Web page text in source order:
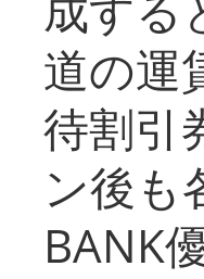
道の運
待割引
ン後も
BANK